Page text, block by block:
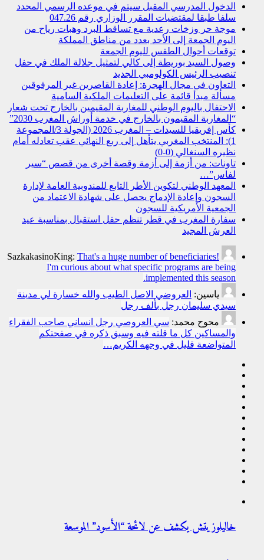
الدخول المدرسي المقبل سیتم في موعده الرسمي المحدد
سلفا طبقا لمقتضیات المقرر الوزاري رقم 047.26
موجة حر وزخات رعدية مع تساقط البرد وهبات رياح من
اليوم الجمعة إلى الأحد بعدد من مناطق المملكة
توقعات أحوال الطقس لليوم الجمعة
وصول السيد بوريطة إلى كالي لتمثيل جلالة الملك في حفل
تنصيب الرئيس الكولومبي الجديد
التعاون في مجال الهجرة: إعادة القاصرين غير المرفوقين
مسألة مبدأ قائمة على التعليمات الملكية السامية
الاحتفال باليوم الوطني للمغاربة المقيمين بالخارج تحت شعار
“المغاربة المقيمون بالخارج في خدمة أوراش المغرب 2030”
كأس إفريقيا للسيدات – المغرب 2026 (الجولة 3/المجموعة
1): المنتخب المغربي يتأهل إلى ربع النهائي عقب تعادله أمام
نظيره السنغالي (0-0)
تاونات: من أزمة إلى أزمة وقصة أخرى من قصص “سير
لفاس”…
المعهد الوطني لتكوين الأطر التابع للمندوبية العامة لإدارة
السجون وإعادة الإدماج يحصل على شهادة الاعتماد من
الجمعية الأمريكية للسجون
سفارة المغرب في قطر تنظم حفل استقبال بمناسبة عيد
العرش المجيد
SazkakasinoKing: That's a huge number of beneficiaries!
I'm curious about what specific programs are being
implemented this season.
ياسين: العروضي الاصل الطيب والله خسارة لي مدينة
سيدي سليمان رجل بألف رجل
محوح محمد: سي العروصي رجل انساني صاحب الفقراء
والمساكين كل ما قلته فيه وسبق ذكره في صفحتكم
المتواضعة قليل في وجهه الكريم…
خاليلوزيتش يكشف عن لائحة “الأسود” الموسعة